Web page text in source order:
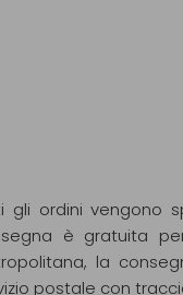
gli ordini vengono
è gratuita
la
postale con